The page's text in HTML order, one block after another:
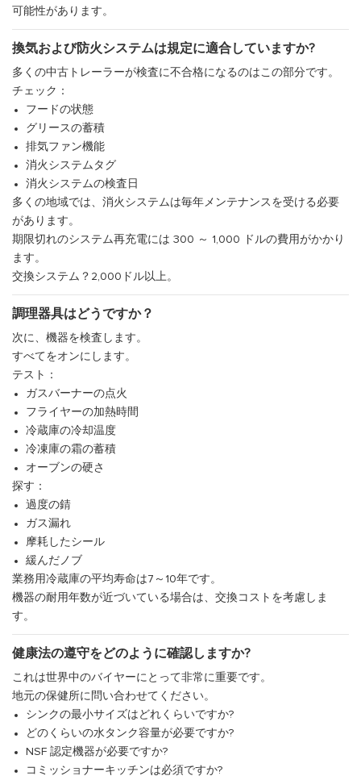
可能性があります。
換気および防火システムは規定に適合していますか?
多くの中古トレーラーが検査に不合格になるのはこの部分です。
チェック：
フードの状態
グリースの蓄積
排気ファン機能
消火システムタグ
消火システムの検査日
多くの地域では、消火システムは毎年メンテナンスを受ける必要
があります。
期限切れのシステム再充電には 300 ～ 1,000 ドルの費用がかかり
ます。
交換システム？2,000ドル以上。
調理器具はどうですか？
次に、機器を検査します。
すべてをオンにします。
テスト：
ガスバーナーの点火
フライヤーの加熱時間
冷蔵庫の冷却温度
冷凍庫の霜の蓄積
オーブンの硬さ
探す：
過度の錆
ガス漏れ
摩耗したシール
緩んだノブ
業務用冷蔵庫の平均寿命は7～10年です。
機器の耐用年数が近づいている場合は、交換コストを考慮しま
す。
健康法の遵守をどのように確認しますか?
これは世界中のバイヤーにとって非常に重要です。
地元の保健所に問い合わせてください。
シンクの最小サイズはどれくらいですか?
どのくらいの水タンク容量が必要ですか?
NSF 認定機器が必要ですか?
コミッショナーキッチンは必須ですか?